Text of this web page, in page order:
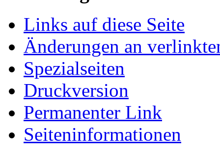
Links auf diese Seite
Änderungen an
Spezialseiten
Druckversion
Permanenter Link
Seiten­­informationen